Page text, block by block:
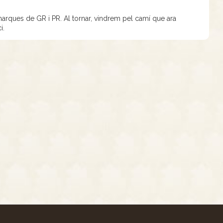
de GR i PR. Al tornar, vindrem pel camí que ara